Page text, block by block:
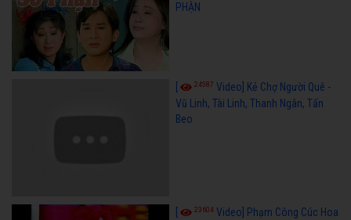
PHẬN
24587 Video] Kẻ Chợ Người Quê -
Vũ Linh, Tài Linh, Thanh Ngân, Tấn
Beo
23604 Video] Phạm Công Cúc Hoa